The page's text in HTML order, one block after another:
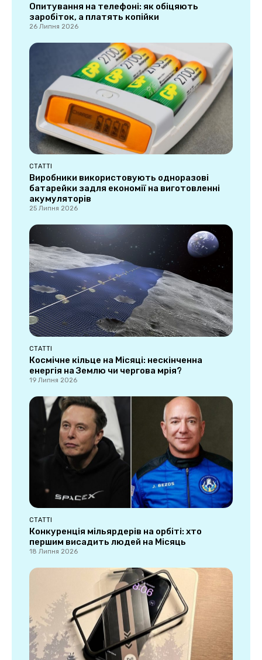
Опитування на телефоні: як обіцяють
заробіток, а платять копійки
26 Липня 2026
СТАТТІ
Виробники використовують одноразові
батарейки задля економії на виготовленні
акумуляторів
25 Липня 2026
СТАТТІ
Космічне кільце на Місяці: нескінченна
енергія на Землю чи чергова мрія?
19 Липня 2026
СТАТТІ
Конкуренція мільярдерів на орбіті: хто
першим висадить людей на Місяць
18 Липня 2026